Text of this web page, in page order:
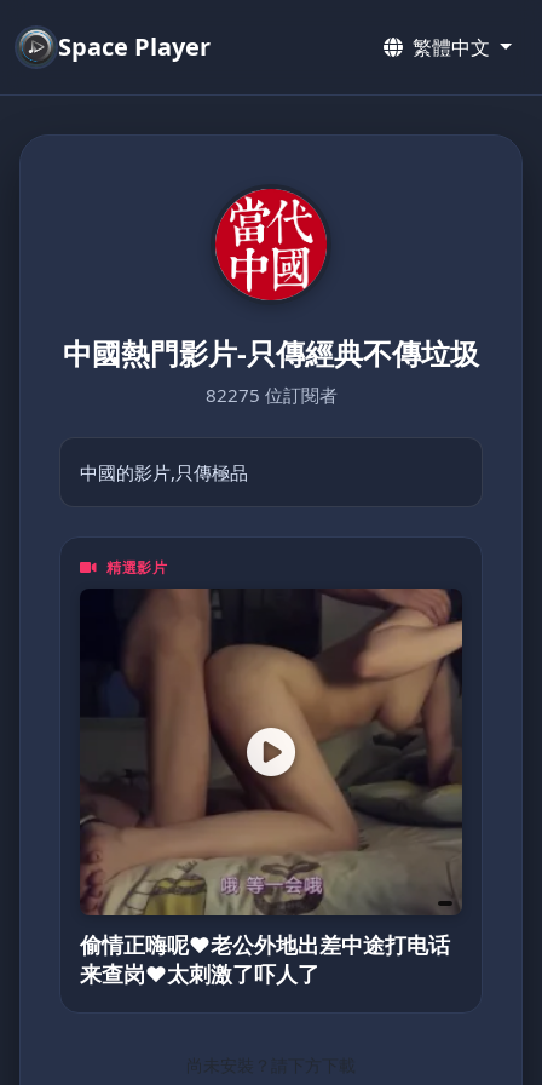
Space Player 繁體中文
中國熱門影片-只傳經典不傳垃圾
82275 位訂閱者
中國的影片,只傳極品
精選影片
偷情正嗨呢❤️老公外地出差中途打电话
来查岗❤️太刺激了吓人了
尚未安裝？請下方下載